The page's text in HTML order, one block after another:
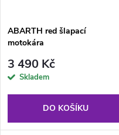
ABARTH red šlapací
motokára
3 490 Kč
Skladem
DO KOŠÍKU